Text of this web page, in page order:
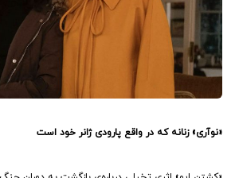
«نوآری» زنانه که در واقع پارودی ژانر خود است